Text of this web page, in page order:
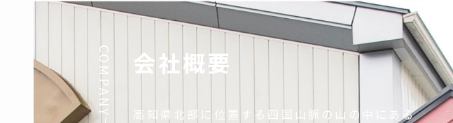
COMPANY 会社概要
高知県北部に位置する四国山脈の山の中にある